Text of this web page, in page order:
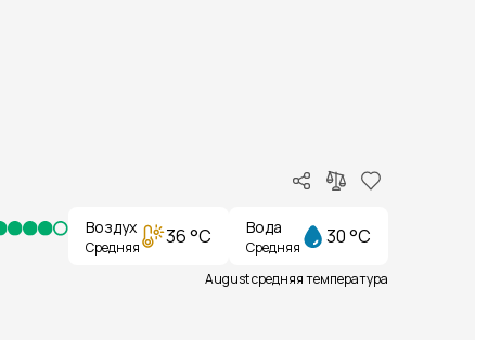
Воздух
Средняя 36 °C Вода
Средняя 30 °C
August средняя температура